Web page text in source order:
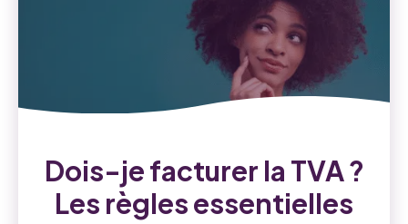
Dois-je facturer la TVA ?
Les règles essentielles